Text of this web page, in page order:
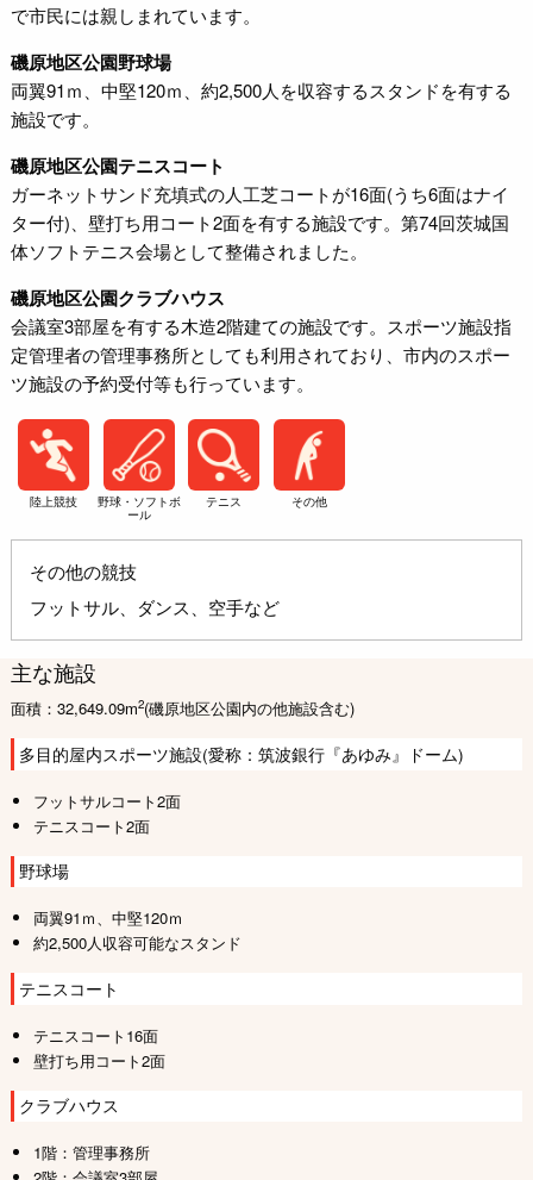
で市民には親しまれています。
磯原地区公園野球場
両翼91ｍ、中堅120ｍ、約2,500人を収容するスタンドを有する
施設です。
磯原地区公園テニスコート
ガーネットサンド充填式の人工芝コートが16面(うち6面はナイ
ター付)、壁打ち用コート2面を有する施設です。第74回茨城国
体ソフトテニス会場として整備されました。
磯原地区公園クラブハウス
会議室3部屋を有する木造2階建ての施設です。スポーツ施設指
定管理者の管理事務所としても利用されており、市内のスポー
ツ施設の予約受付等も行っています。
陸上競技 野球・ソフトボ
ール
テニス その他
その他の競技
フットサル、ダンス、空手など
主な施設
面積：32,649.09m2(磯原地区公園内の他施設含む)
多目的屋内スポーツ施設(愛称：筑波銀行『あゆみ』ドーム)
フットサルコート2面
テニスコート2面
野球場
両翼91ｍ、中堅120ｍ
約2,500人収容可能なスタンド
テニスコート
テニスコート16面
壁打ち用コート2面
クラブハウス
1階：管理事務所